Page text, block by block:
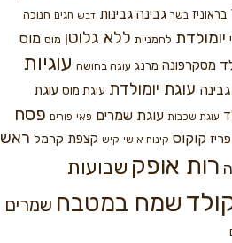
בראוניז בשר גבינה גבינות דבש חגים חנוכה
יומולדת לחמניות ללא גלוטן מוס מוס
מסקרפונה מרנג עוגה בחושה עוגיות
עוגת יומולדת עוגת מוס עוגת
עוגת שכבות עוגת שמרים פאי פורים פסח
פריז קוקוס קינוח אישי קיש קצפת קרמל ראש
רות אופק שבועות
שמח במטבח שמרים